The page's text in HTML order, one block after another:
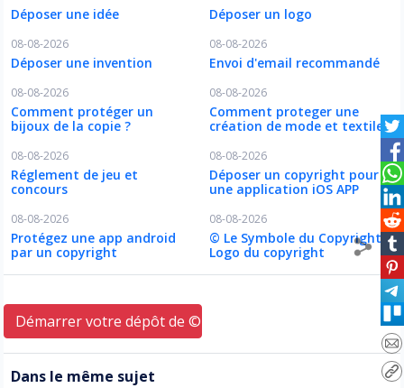
Déposer une idée Déposer un logo
08-08-2026
Déposer une invention
08-08-2026
Envoi d'email recommandé
08-08-2026
Comment protéger un
bijoux de la copie ?
08-08-2026
Comment proteger une
création de mode et textile ?
08-08-2026
Réglement de jeu et
concours
08-08-2026
Déposer un copyright pour
une application iOS APP
08-08-2026
Protégez une app android
par un copyright
08-08-2026
© Le Symbole du Copyright
Logo du copyright
Démarrer votre dépôt de © ici
Dans le même sujet